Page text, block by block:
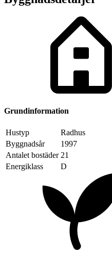
Grundinformation
Hustyp
Radhus
Byggnadsår
1997
Antalet bostäder 21
Energiklass
D